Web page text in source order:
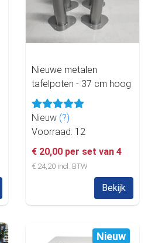
Nieuwe metalen
tafelpoten - 37 cm hoog
Nieuw (?)
Voorraad: 12
€ 20,00 per set van 4
€ 24,20 incl. BTW
Bekijk
Nieuw